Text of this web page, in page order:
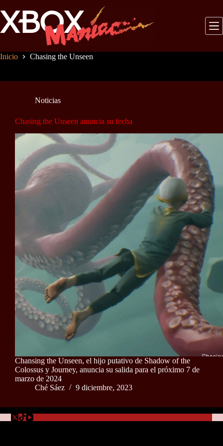
al
contenido
Inicio Chasing the Unseen
Noticias
Chasing the Unseen anuncia su fecha
Chansing the Unseen, el hijo putativo de Shadow of the
Colossus y Journey, anuncia su salida para el próximo 7 de
marzo de 2024
Ché Sáez
9 diciembre, 2023